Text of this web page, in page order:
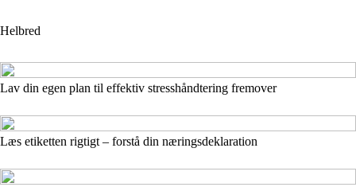
Helbred
Lav din egen plan til effektiv stresshåndtering fremover
Læs etiketten rigtigt – forstå din næringsdeklaration